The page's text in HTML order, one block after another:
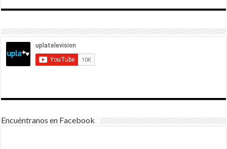
Encuéntranos en Facebook